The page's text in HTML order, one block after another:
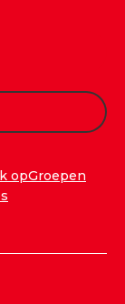
opGroepen